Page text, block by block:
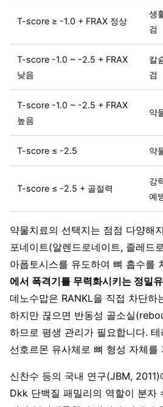
T-score ≥ -1.0 + FRAX 정상
생
검
T-score -1.0 ~ -2.5 + FRAX
낮음
칼
검
T-score -1.0 ~ -2.5 + FRAX
높음
약
T-score ≤ -2.5 약
T-score ≤ -2.5 + 골절력
강
예
약물치료의 선택지는 점점 다양해
포네이트(알렌드로네이트, 졸레드
아폽토시스를 유도하여 뼈 흡수를
에서 폭격기를 무력화시키는 정밀
데노수맙은 RANKL을 직접 차단하
하지만 끊으면 반동성 골소실
하므로 평생 관리가 필요합니다.
선호르몬 유사체로 뼈 형성 자체를
신찬수 등의 국내 연구(JBM,
Dkk 단백질 패밀리의 역할이 분자